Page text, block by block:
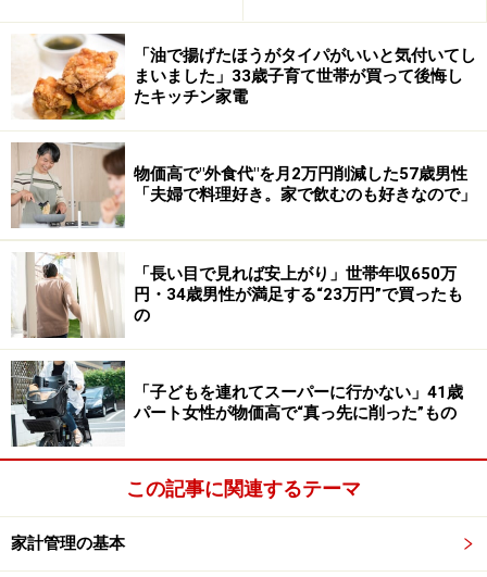
まとめて“冷凍貯金”を作っておくとよさそうですね。ま
た動画では、ののこさんがおすすめする下味冷凍「絶品
プルコギ」の作り方を紹介しています。こちらも併せて
ご覧ください！
教えてくれたのは……節約アドバイザー・ののこさん
夫と娘、息子の4人暮らし。夫の借金300万円が発覚した
のをきっかけに抜本的に家計を見直し、3年間で600万円
貯金を達成したカリスマ節約主婦。Instagramのフォロワ
ー数は30万人超。テレビや雑誌、SNSで節約や家計管理
などの情報を発信。著書に「スッキリ家事でお金を貯め
「油で揚げたほうがタイパがいいと気付いてし
まいました」33歳子育て世帯が買って後悔し
たキッチン家電
物価高で"外食代"を月2万円削減した57歳男性
「夫婦で料理好き。家で飲むのも好きなので」
「長い目で見れば安上がり」世帯年収650万
円・34歳男性が満足する“23万円”で買ったも
の
「子どもを連れてスーパーに行かない」41歳
パート女性が物価高で“真っ先に削った”もの
この記事に関連するテーマ
家計管理の基本